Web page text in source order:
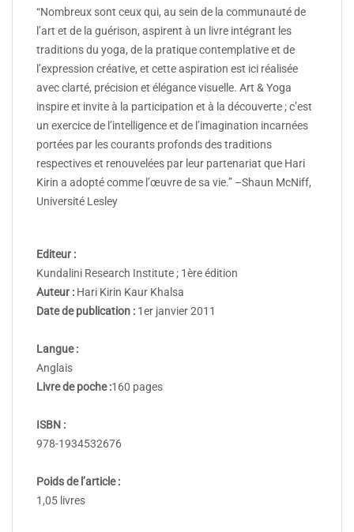
“Nombreux sont ceux qui, au sein de la communauté de
l’art et de la guérison, aspirent à un livre intégrant les
traditions du yoga, de la pratique contemplative et de
l’expression créative, et cette aspiration est ici réalisée
avec clarté, précision et élégance visuelle. Art & Yoga
inspire et invite à la participation et à la découverte ; c’est
un exercice de l’intelligence et de l’imagination incarnées
portées par les courants profonds des traditions
respectives et renouvelées par leur partenariat que Hari
Kirin a adopté comme l’œuvre de sa vie.” –Shaun McNiff,
Université Lesley
Editeur :
Kundalini Research Institute ; 1ère édition
Auteur : Hari Kirin Kaur Khalsa
Date de publication : 1er janvier 2011
Langue :
Anglais
Livre de poche :160 pages
ISBN :
978-1934532676
Poids de l’article :
1,05 livres